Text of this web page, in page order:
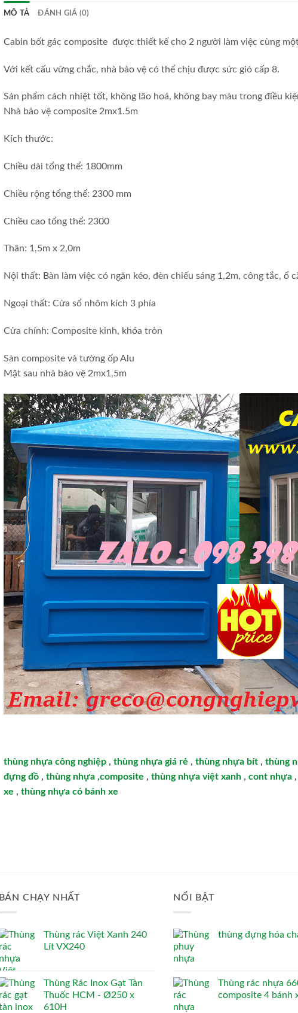
MÔ TẢ ĐÁNH GIÁ (0)
Cabin bốt gác composite được thiết kế cho 2 người làm việc cùng
Với kết cấu vững chắc, nhà bảo vệ có thể chịu được sức gió cấp 8.
Sản phẩm cách nhiệt tốt, không lão hoá, không bay màu trong điều
Nhà bảo vệ composite 2mx1.5m
Kích thước:
Chiều dài tổng thể: 1800mm
Chiều rộng tổng thể: 2300 mm
Chiều cao tổng thể: 2300
Thân: 1,5m x 2,0m
Nội thất: Bàn làm việc có ngăn kéo, đèn chiếu sáng 1,2m, công tắc, ổ
Ngoại thất: Cửa sổ nhôm kích 3 phía
Cửa chính: Composite kinh, khóa tròn
Sàn composite và tường ốp Alu
Mặt sau nhà bảo vệ 2mx1,5m
thùng nhựa công nghiệp , thùng nhựa giá rẻ , thùng nhựa bít , thùng
đựng đồ , thùng nhựa ,composite , thùng nhựa việt xanh , cont nhựa
xe , thùng nhựa có bánh xe
BÁN CHẠY NHẤT
Thùng rác Việt Xanh 240
Lít VX240
Thùng Rác Inox Gạt Tàn
Thuốc HCM - Ø250 x
610H
NỔI BẬT
thùng đựng hóa
Thùng rác nhựa
composite 4 bánh